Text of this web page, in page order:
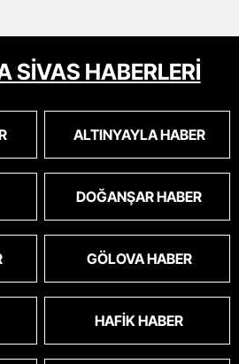
SİVAS HABERLERİ
ALTINYAYLA HABER
DOĞANŞAR HABER
GÖLOVA HABER
HAFIK HABER